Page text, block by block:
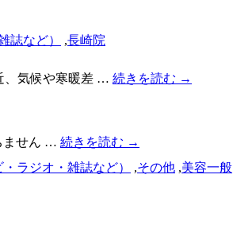
誌など） ,長崎院
、気候や寒暖差 … 続きを読む →
ません … 続きを読む →
ラジオ・雑誌など） ,その他 ,美容一般